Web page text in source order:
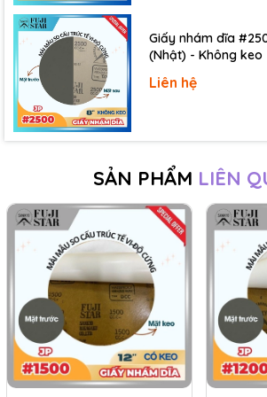
Trong tất cả các ứng dụng vừa kể
thể sử dụng để chà nhám thủ công
hợp cùng các loại máy chà nhám
nhanh tốc độ, nâng cao hiệu quả chà
Giấy nhám dĩa
(Nhật) - Không keo
Liên hệ
SẢN PHẨM LIÊN